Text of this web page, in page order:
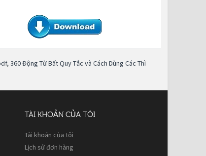
, 360 Động Từ Bất Quy Tắc và Cách Dùng Các Thì
TÀI KHOẢN CỦA TÔI
Tài khoản của tôi
Lịch sử đơn hàng